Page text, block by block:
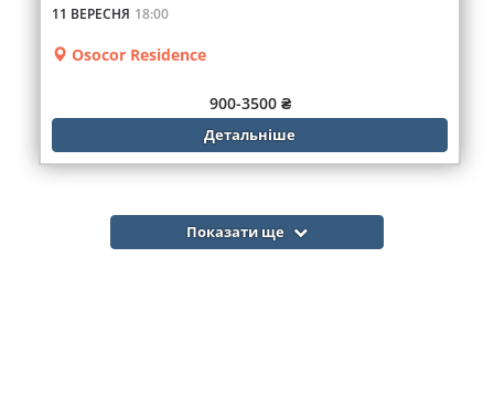
11 ВЕРЕСНЯ 18:00
Osocor Residence
900-3500 ₴
Детальніше
Показати ще